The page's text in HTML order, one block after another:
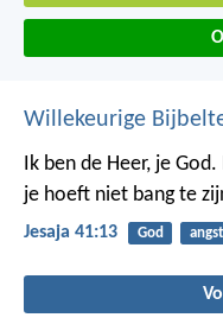
Willekeurige
Ik ben de Heer, je
je hoeft niet bang te
Jesaja 41:13 God angst